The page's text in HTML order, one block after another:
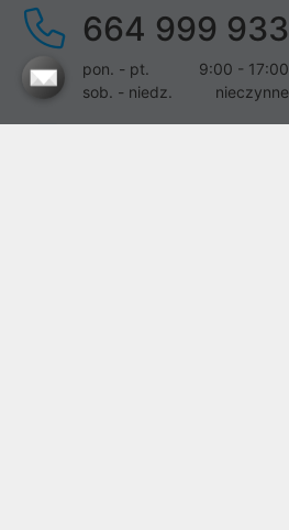
664 999 933
pon. - pt.
9:00 - 17:00
sob. - niedz.
nieczynne